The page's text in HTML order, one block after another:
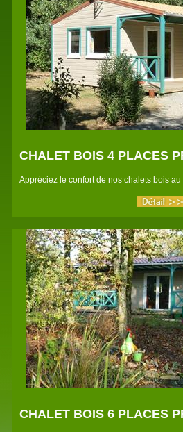
CHALET BOIS 4 PLACES
Appréciez le confort de nos chalets bois
CHALET BOIS 6 PLACES